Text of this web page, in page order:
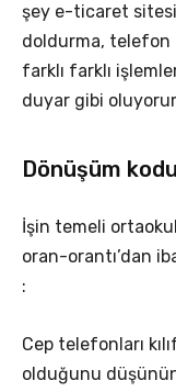
şey e-ticaret
doldurma, telefon
farklı farklı
duyar gibi
Dönüşüm
İşin temeli
oran-orantı’dan
:
Cep telefonları
olduğunu